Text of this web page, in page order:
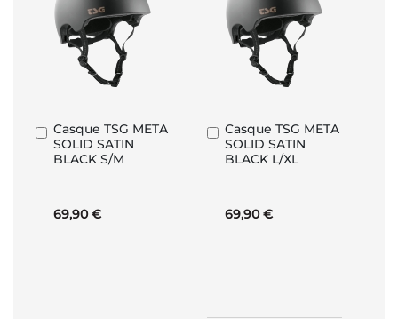
Casque TSG META
SOLID SATIN
BLACK S/M
69,90 €
Ajouter
au
panier
Casque TSG META
SOLID SATIN
BLACK L/XL
69,90 €
Ajouter
au
panier